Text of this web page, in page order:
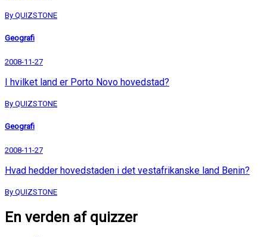
By QUIZSTONE
Geografi
2008-11-27
I hvilket land er Porto Novo hovedstad?
By QUIZSTONE
Geografi
2008-11-27
Hvad hedder hovedstaden i det vestafrikanske land Benin?
By QUIZSTONE
En verden af quizzer